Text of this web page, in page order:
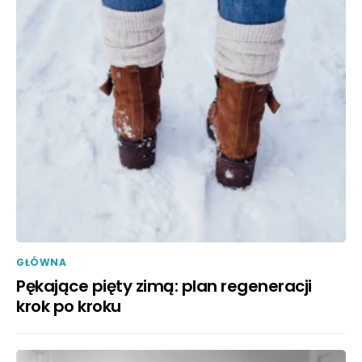
GŁÓWNA
Pękające pięty zimą: plan regeneracji
krok po kroku